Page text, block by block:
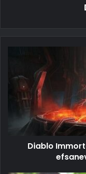
Diablo